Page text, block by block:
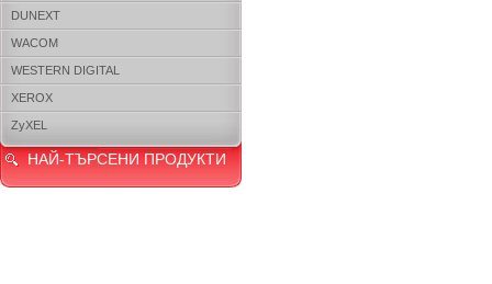
DUNEXT
WACOM
WESTERN DIGITAL
XEROX
ZyXEL
НАЙ-ТЪРСЕНИ ПРОДУКТИ